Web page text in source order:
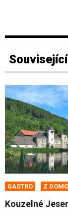
GASTRO Z
Kouzelné